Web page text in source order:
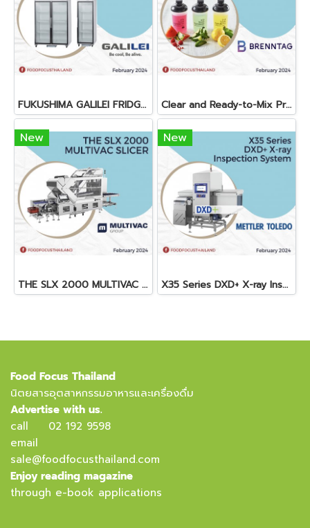
FUKUSHIMA GALILEI FRIDGE GLASS DOOR FREEZER Clear and Ready-to-Mix Protein Shakes
New
THE SLX 2000 MULTIVAC SLICER
New
X35 Series DXD+ X-ray Inspection System
Food Focus Thailand
นิตยสารอุตสาหกรรมอาหารและเครื่องดื่ม
Advertise with us.
call
02 192 9598
email
sale@foodfocusthailand.com
Enjoy reading magazine
through e-book applications